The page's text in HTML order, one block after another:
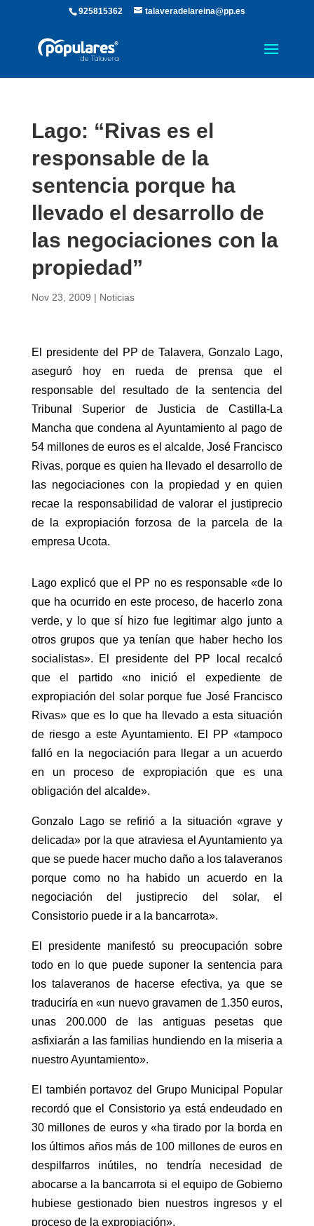
925815362 talaveradelareina@pp.es
Lago: “Rivas es el
responsable de la
sentencia porque ha
llevado el desarrollo de
las negociaciones con la
propiedad”
Nov 23, 2009 | Noticias
El presidente del PP de Talavera, Gonzalo Lago,
aseguró hoy en rueda de prensa que el
responsable del resultado de la sentencia del
Tribunal Superior de Justicia de Castilla-La
Mancha que condena al Ayuntamiento al pago de
54 millones de euros es el alcalde, José Francisco
Rivas, porque es quien ha llevado el desarrollo de
las negociaciones con la propiedad y en quien
recae la responsabilidad de valorar el justiprecio
de la expropiación forzosa de la parcela de la
empresa Ucota.
Lago explicó que el PP no es responsable «de lo
que ha ocurrido en este proceso, de hacerlo zona
verde, y lo que sí hizo fue legitimar algo junto a
otros grupos que ya tenían que haber hecho los
socialistas». El presidente del PP local recalcó
que el partido «no inició el expediente de
expropiación del solar porque fue José Francisco
Rivas» que es lo que ha llevado a esta situación
de riesgo a este Ayuntamiento. El PP «tampoco
falló en la negociación para llegar a un acuerdo
en un proceso de expropiación que es una
obligación del alcalde».
Gonzalo Lago se refirió a la situación «grave y
delicada» por la que atraviesa el Ayuntamiento ya
que se puede hacer mucho daño a los talaveranos
porque como no ha habido un acuerdo en la
negociación del justiprecio del solar, el
Consistorio puede ir a la bancarrota».
El presidente manifestó su preocupación sobre
todo en lo que puede suponer la sentencia para
los talaveranos de hacerse efectiva, ya que se
traduciría en «un nuevo gravamen de 1.350 euros,
unas 200.000 de las antiguas pesetas que
asfixiarán a las familias hundiendo en la miseria a
nuestro Ayuntamiento».
El también portavoz del Grupo Municipal Popular
recordó que el Consistorio ya está endeudado en
30 millones de euros y «ha tirado por la borda en
los últimos años más de 100 millones de euros en
despilfarros inútiles, no tendría necesidad de
abocarse a la bancarrota si el equipo de Gobierno
hubiese gestionado bien nuestros ingresos y el
proceso de la expropiación».